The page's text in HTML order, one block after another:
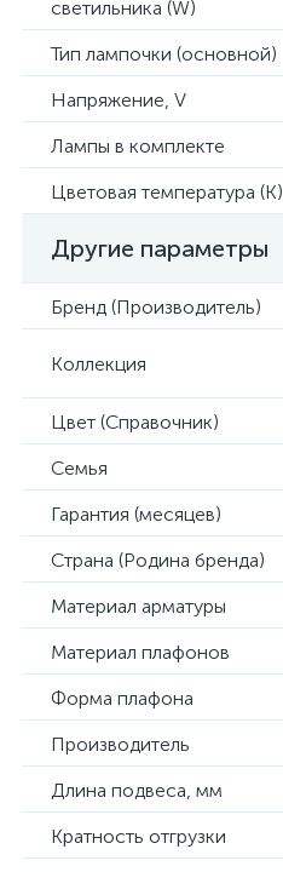
светильника (W)
Тип лампочки (основной)
Напряжение, V
Лампы в комплекте
Цветовая температура (К)
Другие параметры
Бренд (Производитель)
Коллекция
Цвет (Справочник)
Семья
Гарантия (месяцев)
Страна (Родина бренда)
Материал арматуры
Материал плафонов
Форма плафона
Производитель
Длина подвеса, мм
Кратность отгрузки